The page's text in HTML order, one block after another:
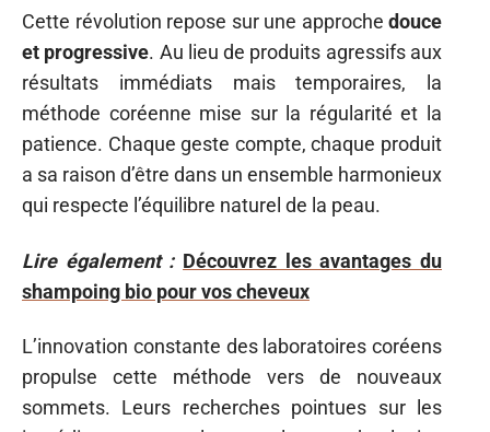
Cette révolution repose sur une approche douce
et progressive. Au lieu de produits agressifs aux
résultats immédiats mais temporaires, la
méthode coréenne mise sur la régularité et la
patience. Chaque geste compte, chaque produit
a sa raison d’être dans un ensemble harmonieux
qui respecte l’équilibre naturel de la peau.
Lire également : Découvrez les avantages du
shampoing bio pour vos cheveux
L’innovation constante des laboratoires coréens
propulse cette méthode vers de nouveaux
sommets. Leurs recherches pointues sur les